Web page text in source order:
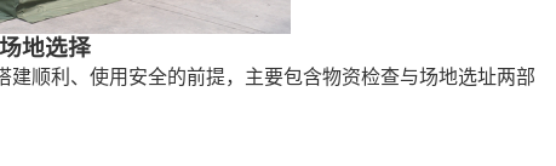
地选择
顺利、使用安全的前提，主要包含物资检查与场地选址两部